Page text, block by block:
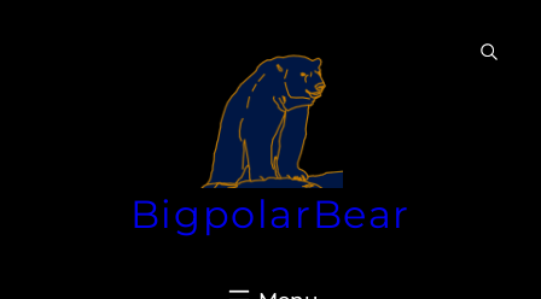
BigpolarBear